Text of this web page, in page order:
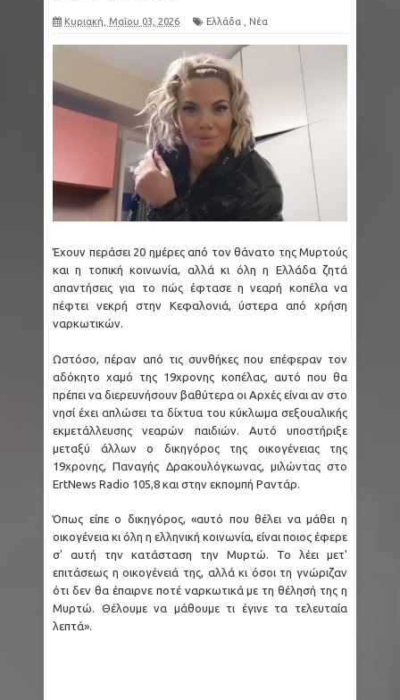
Κυριακή, Μαΐου 03, 2026 Ελλάδα Νέα
Έχουν περάσει 20 ημέρες από τον θάνατο της Μυρτούς
και η τοπική κοινωνία, αλλά κι όλη η Ελλάδα ζητά
απαντήσεις για το πώς έφτασε η νεαρή κοπέλα να
πέφτει νεκρή στην Κεφαλονιά, ύστερα από χρήση
ναρκωτικών.
Ωστόσο, πέραν από τις συνθήκες που επέφεραν τον
αδόκητο χαμό της 19χρονης κοπέλας, αυτό που θα
πρέπει να διερευνήσουν βαθύτερα οι Αρχές είναι αν στο
νησί έχει απλώσει τα δίχτυα του κύκλωμα σεξουαλικής
εκμετάλλευσης νεαρών παιδιών. Αυτό υποστήριξε
μεταξύ άλλων ο δικηγόρος της οικογένειας της
19χρονης, Παναγής Δρακουλόγκωνας, μιλώντας στο
ErtNews Radio 105,8 και στην εκπομπή Ραντάρ.
Όπως είπε ο δικηγόρος, «αυτό που θέλει να μάθει η
οικογένεια κι όλη η ελληνική κοινωνία, είναι ποιος έφερε
σ' αυτή την κατάσταση την Μυρτώ. Το λέει μετ'
επιτάσεως η οικογένειά της, αλλά κι όσοι τη γνώριζαν
ότι δεν θα έπαιρνε ποτέ ναρκωτικά με τη θέλησή της η
Μυρτώ. Θέλουμε να μάθουμε τι έγινε τα τελευταία
λεπτά».